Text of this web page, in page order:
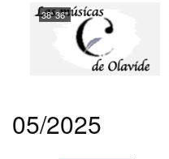
38' 36''
05/2025